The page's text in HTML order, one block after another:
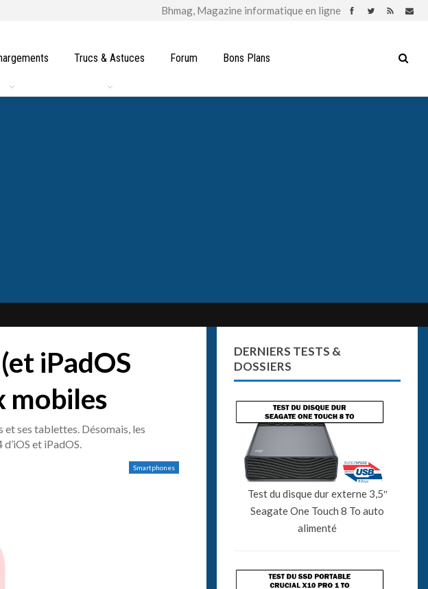
Trucs & Astuces Forum Bons Plans
iPadOS
mobiles
et ses tablettes. Désomais, les
et iPadOS.
Smartphones
DERNIERS TESTS &
DOSSIERS
Test du disque dur externe 3,5″
Seagate One Touch 8 To auto
alimenté